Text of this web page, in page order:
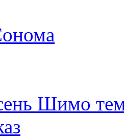
Шимо